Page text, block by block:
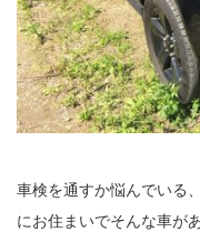
車検を通すか悩んでいる
にお住まいでそんな車が